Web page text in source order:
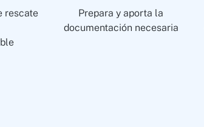
rescate
Prepara y aporta la
documentación necesaria